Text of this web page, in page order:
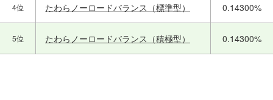
4位 たわらノーロードバランス（標準型） 0.14300%
5位 たわらノーロードバランス（積極型） 0.14300%